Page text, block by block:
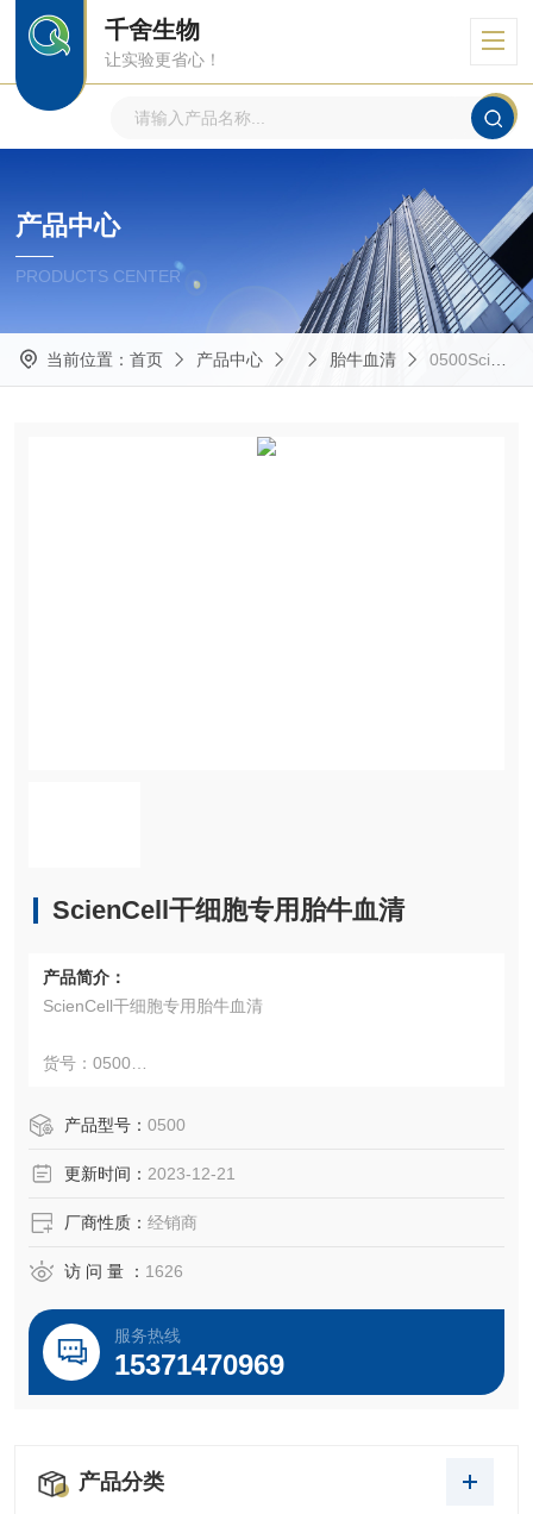
千舍生物
让实验更省心！
产品中心
PRODUCTS CENTER
当前位置： 首页 产品中心 胎牛血清 0500ScienCell干细胞专用胎牛血清
ScienCell干细胞专用胎牛血清
产品简介：
ScienCell干细胞专用胎牛血清
货号：0500
规格：500ml
千舍生物开工大吉，干细胞专用，特级胎牛血清*......
产品型号： 0500
更新时间： 2023-12-21
厂商性质： 经销商
访 问 量 ： 1626
服务热线
15371470969
产品分类